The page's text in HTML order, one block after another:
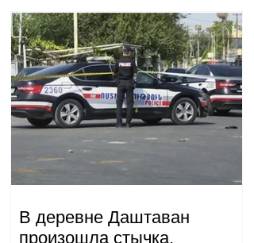
В деревне Даштаван
произошла стычка,